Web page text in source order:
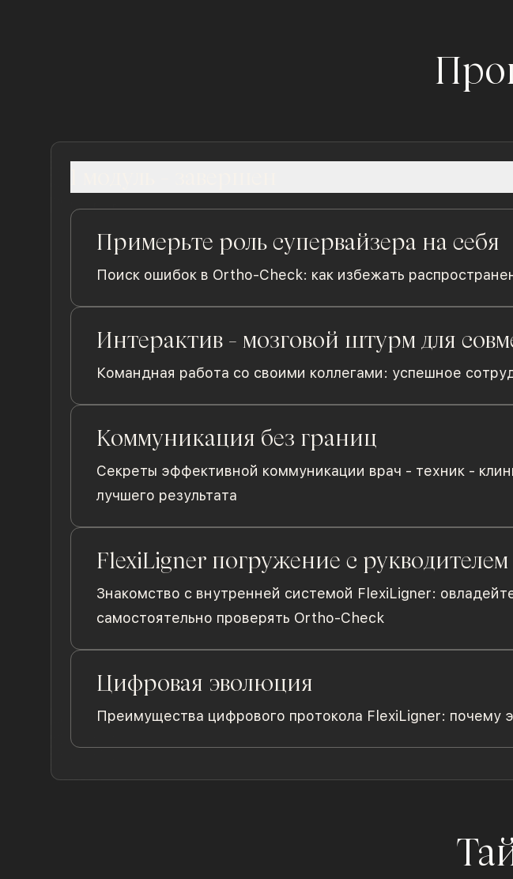
Примерьте роль супервайзера на себя
Поиск ошибок в Ortho-Check: как избежать
Интерактив - мозговой штурм для
Командная работа со своими коллегами: успешное
Коммуникация без границ
Секреты эффективной коммуникации врач - техник -
лучшего результата
FlexiLigner погружение с рукводителем
Знакомство с внутренней системой FlexiLigner:
самостоятельно проверять Ortho-Check
Цифровая эволюция
Преимущества цифрового протокола FlexiLigner: почему